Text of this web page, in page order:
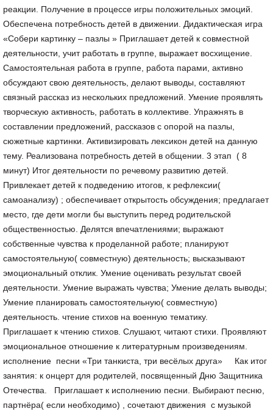
реакции. Получение в процессе игры положительных эмоций.
Обеспечена потребность детей в движении. Дидактическая игра
«Собери картинку – пазлы » Приглашает детей к совместной
деятельности, учит работать в группе, выражает восхищение.
Самостоятельная работа в группе, работа парами, активно
обсуждают свою деятельность, делают выводы, составляют
связный рассказ из нескольких предложений. Умение проявлять
творческую активность, работать в коллективе. Упражнять в
составлении предложений, рассказов с опорой на пазлы,
сюжетные картинки. Активизировать лексикон детей на данную
тему. Реализована потребность детей в общении. 3 этап ( 8
минут) Итог деятельности по речевому развитию детей.
Привлекает детей к подведению итогов, к рефлексии(
самоанализу) ; обеспечивает открытость обсуждения; предлагает
место, где дети могли бы выступить перед родительской
общественностью. Делятся впечатлениями; выражают
собственные чувства к проделанной работе; планируют
самостоятельную( совместную) деятельность; высказывают
эмоциональный отклик. Умение оценивать результат своей
деятельности. Умение выражать чувства; Умение делать выводы;
Умение планировать самостоятельную( совместную)
деятельность. чтение стихов на военную тематику.
Приглашает к чтению стихов. Слушают, читают стихи. Проявляют
эмоциональное отношение к литературным произведениям.
исполнение песни «Три танкиста, три весёлых друга» Как итог
занятия: к онцерт для родителей, посвященный Дню Защитника
Отечества. Приглашает к исполнению песни. Выбирают песню,
партнёра( если необходимо) , сочетают движения с музыкой